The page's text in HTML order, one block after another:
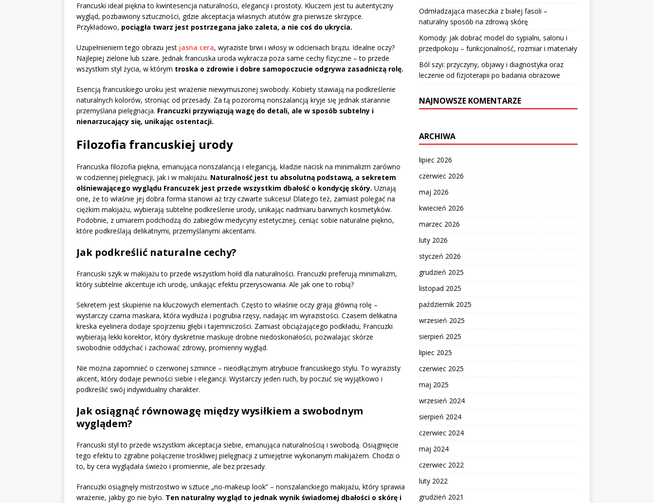
Francuski ideał piękna to kwintesencja naturalności, elegancji i prostoty. Kluczem jest tu autentyczny
wygląd, pozbawiony sztuczności, gdzie akceptacja własnych atutów gra pierwsze skrzypce.
Przykładowo, pociągła twarz jest postrzegana jako zaleta, a nie coś do ukrycia.
Uzupełnieniem tego obrazu jest jasna cera, wyraziste brwi i włosy w odcieniach brązu. Idealne oczy?
Najlepiej zielone lub szare. Jednak francuska uroda wykracza poza same cechy fizyczne – to przede
wszystkim styl życia, w którym troska o zdrowie i dobre samopoczucie odgrywa zasadniczą rolę.
Esencją francuskiego uroku jest wrażenie niewymuszonej swobody. Kobiety stawiają na podkreślenie
naturalnych kolorów, stroniąc od przesady. Za tą pozororną nonszalancją kryje się jednak starannie
przemyślana pielęgnacja. Francuzki przywiązują wagę do detali, ale w sposób subtelny i
nienarzucający się, unikając ostentacji.
Filozofia francuskiej urody
Francuska filozofia piękna, emanująca nonszalancją i elegancją, kładzie nacisk na minimalizm zarówno
w codziennej pielęgnacji, jak i w makijażu. Naturalność jest tu absolutną podstawą, a sekretem
olśniewającego wyglądu Francuzek jest przede wszystkim dbałość o kondycję skóry. Uznają
one, że to właśnie jej dobra forma stanowi aż trzy czwarte sukcesu! Dlatego też, zamiast polegać na
ciężkim makijażu, wybierają subtelne podkreślenie urody, unikając nadmiaru barwnych kosmetyków.
Podobnie, z umiarem podchodzą do zabiegów medycyny estetycznej, ceniąc sobie naturalne piękno,
które podkreślają delikatnymi, przemyślanymi akcentami.
Jak podkreślić naturalne cechy?
Francuski szyk w makijażu to przede wszystkim hołd dla naturalności. Francuzki preferują minimalizm,
który subtelnie akcentuje ich urodę, unikając efektu przerysowania. Ale jak one to robią?
Sekretem jest skupienie na kluczowych elementach. Często to właśnie oczy grają główną rolę –
wystarczy czarna maskara, która wydłuża i pogrubia rzęsy, nadając im wyrazistości. Czasem delikatna
kreska eyelinera dodaje spojrzeniu głębi i tajemniczości. Zamiast obciążającego podkładu, Francuzki
wybierają lekki korektor, który dyskretnie maskuje drobne niedoskonałości, pozwalając skórze
swobodnie oddychać i zachować zdrowy, promienny wygląd.
Nie można zapomnieć o czerwonej szmince – nieodłącznym atrybucie francuskiego stylu. To wyrazisty
akcent, który dodaje pewności siebie i elegancji. Wystarczy jeden ruch, by poczuć się wyjątkowo i
podkreślić swój indywidualny charakter.
Jak osiągnąć równowagę między wysiłkiem a swobodnym
wyglądem?
Francuski styl to przede wszystkim akceptacja siebie, emanująca naturalnością i swobodą. Osiągnięcie
tego efektu to zgrabne połączenie troskliwej pielęgnacji z umiejętnie wykonanym makijażem. Chodzi o
to, by cera wyglądała świeżo i promiennie, ale bez przesady.
Francuzki osiągnęły mistrzostwo w sztuce „no-makeup look” – nonszalanckiego makijażu, który sprawia
wrażenie, jakby go nie było. Ten naturalny wygląd to jednak wynik świadomej dbałości o skórę i
Odmładzająca maseczka z białej fasoli –
naturalny sposób na zdrową skórę
Komody: jak dobrać model do sypialni, salonu i
przedpokoju – funkcjonalność, rozmiar i materiały
Ból szyi: przyczyny, objawy i diagnostyka oraz
leczenie od fizjoterapii po badania obrazowe
NAJNOWSZE KOMENTARZE
ARCHIWA
lipiec 2026
czerwiec 2026
maj 2026
kwiecień 2026
marzec 2026
luty 2026
styczeń 2026
grudzień 2025
listopad 2025
październik 2025
wrzesień 2025
sierpień 2025
lipiec 2025
czerwiec 2025
maj 2025
wrzesień 2024
sierpień 2024
czerwiec 2024
maj 2024
czerwiec 2022
luty 2022
grudzień 2021